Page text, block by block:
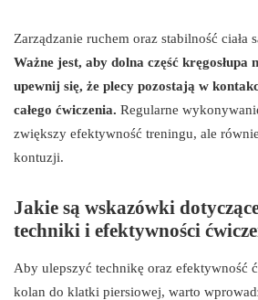
Zarządzanie ruchem oraz stabilność ciała
Ważne jest, aby dolna część kręgosłupa
upewnij się, że plecy pozostają w
całego ćwiczenia. Regularne
zwiększy efektywność treningu, ale
kontuzji.
Jakie są wskazówki
techniki i efektywności
Aby ulepszyć technikę oraz efektywność
kolan do klatki piersiowej, warto